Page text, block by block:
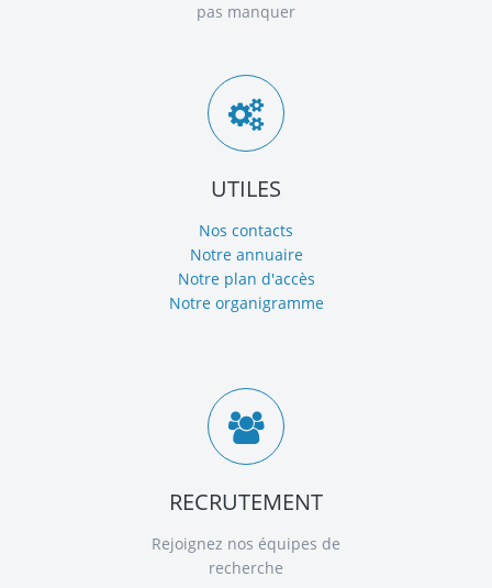
pas manquer
UTILES
Nos contacts
Notre annuaire
Notre plan d'accès
Notre organigramme
RECRUTEMENT
Rejoignez nos équipes de
recherche